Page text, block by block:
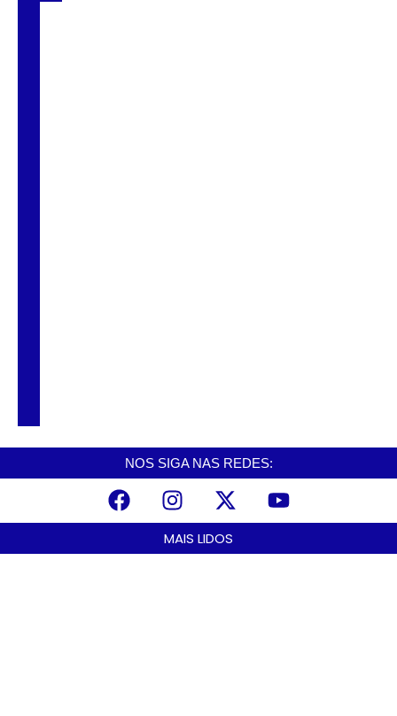
NOS SIGA NAS REDES:
MAIS LIDOS